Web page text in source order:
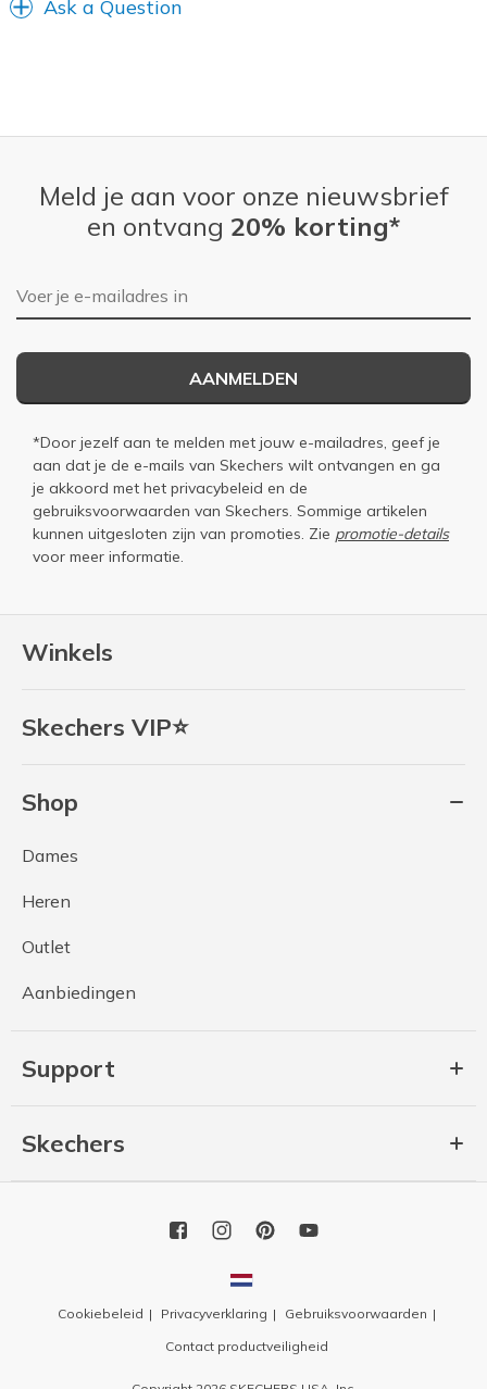
View On Shoes
Ask a Question
Winkels
Skechers VIP⭐
Shop
Dames
Heren
Outlet
Aanbiedingen
Support
Skechers
Meld je aan voor onze nieuwsbrief
en ontvang 20% korting*
E-mailadres
AANMELDEN
*Door jezelf aan te melden met jouw e-mailadres, geef je
aan dat je de e-mails van Skechers wilt ontvangen en ga
je akkoord met het privacybeleid en de
gebruiksvoorwaarden van Skechers. Sommige artikelen
kunnen uitgesloten zijn van promoties. Zie promotie-details
voor meer informatie.
Cookiebeleid Privacyverklaring
Gebruiksvoorwaarden
Contact productveiligheid